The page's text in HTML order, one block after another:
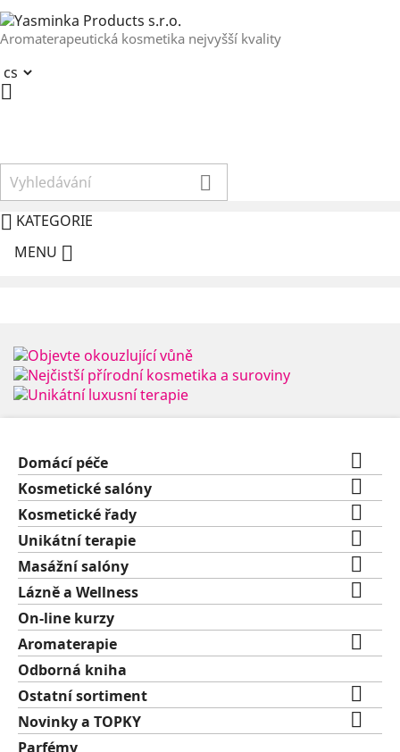
Aromaterapeutická kosmetika nejvyšší kvality


 KATEGORIE
MENU 
Domácí péče 
Kosmetické salóny 
Kosmetické řady 
Unikátní terapie 
Masážní salóny 
Lázně a Wellness 
On-line kurzy
Aromaterapie

Odborná kniha
Ostatní sortiment

Novinky a TOPKY 
Parfémy